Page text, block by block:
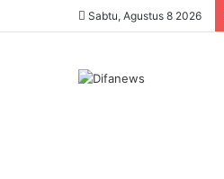
Sabtu, Agustus 8 2026